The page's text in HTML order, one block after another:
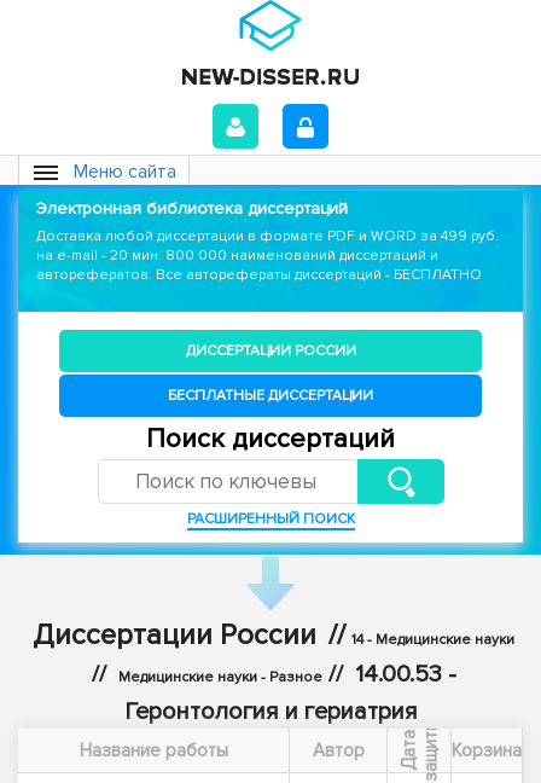
Меню сайта
Электронная библиотека диссертаций
Доставка любой диссертации в формате PDF и WORD за 499 руб.
на e-mail - 20 мин. 800 000 наименований диссертаций и
авторефератов. Все авторефераты диссертаций - БЕСПЛАТНО
ДИССЕРТАЦИИ РОССИИ
БЕСПЛАТНЫЕ ДИССЕРТАЦИИ
Поиск диссертаций
РАСШИРЕННЫЙ ПОИСК
Диссертации России // 14 - Медицинские науки
// Медицинские науки - Разное // 14.00.53 -
Геронтология и гериатрия
Название работы Автор Д
а
т
а
з
а
щ
и
т ы Корзина